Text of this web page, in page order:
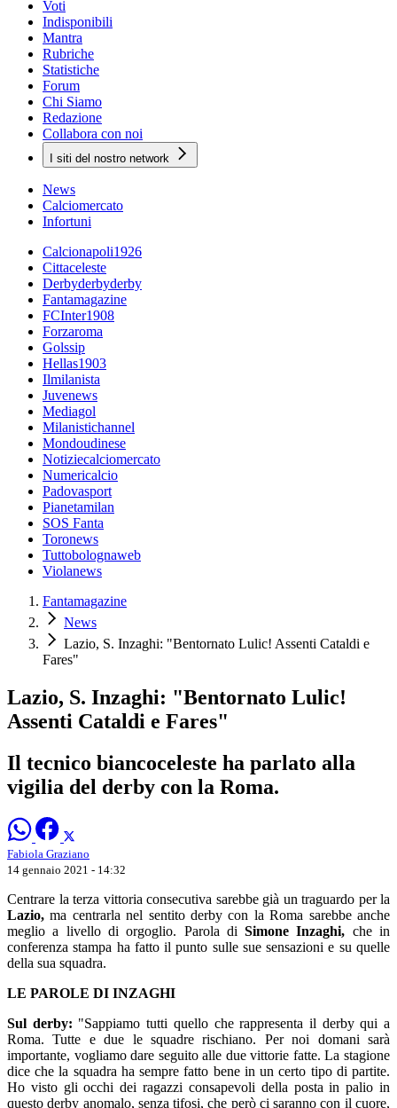
Voti
Indisponibili
Mantra
Rubriche
Statistiche
Forum
Chi Siamo
Redazione
Collabora con noi
I siti del nostro network
News
Calciomercato
Infortuni
Calcionapoli1926
Cittaceleste
Derbyderbyderby
Fantamagazine
FCInter1908
Forzaroma
Golssip
Hellas1903
Ilmilanista
Juvenews
Mediagol
Milanistichannel
Mondoudinese
Notiziecalciomercato
Numericalcio
Padovasport
Pianetamilan
SOS Fanta
Toronews
Tuttobolognaweb
Violanews
Fantamagazine
News
Lazio, S. Inzaghi: "Bentornato Lulic! Assenti Cataldi e
Fares"
Lazio, S. Inzaghi: "Bentornato Lulic!
Assenti Cataldi e Fares"
Il tecnico biancoceleste ha parlato alla
vigilia del derby con la Roma.
Fabiola Graziano
14 gennaio 2021 - 14:32
Centrare la terza vittoria consecutiva sarebbe già un traguardo per la
Lazio, ma centrarla nel sentito derby con la Roma sarebbe anche
meglio a livello di orgoglio. Parola diSimone Inzaghi, che in
conferenza stampa ha fatto il punto sulle sue sensazioni e su quelle
della sua squadra.
LE PAROLE DI INZAGHI
Sul derby: "Sappiamo tutti quello che rappresenta il derby qui a
Roma. Tutte e due le squadre rischiano. Per noi domani sarà
importante, vogliamo dare seguito alle due vittorie fatte. La stagione
dice che la squadra ha sempre fatto bene in un certo tipo di partite.
Ho visto gli occhi dei ragazzi consapevoli della posta in palio in
questo derby anomalo, senza tifosi, che però ci saranno con il cuore,